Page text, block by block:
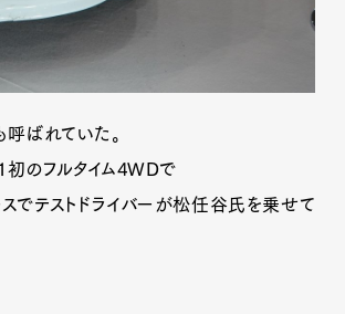
ばれていた。
のフルタイム4WDで
でテストドライバーが松任谷氏を乗せて